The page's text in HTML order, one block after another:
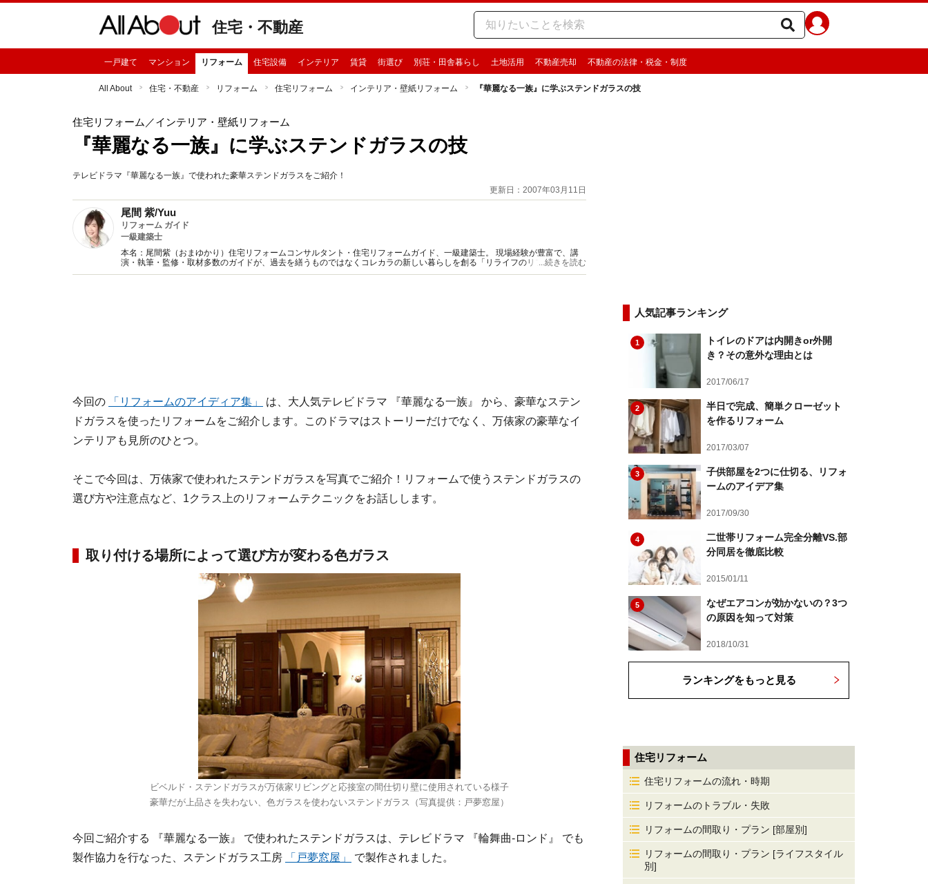
住宅・不動産
一戸建て マンション リフォーム 住宅設備 インテリア 賃貸 街選び 別荘・田舎暮らし 土地活用 不動産売却 不動産の法律・税金・制度
All About 住宅・不動産 リフォーム 住宅リフォーム インテリア・壁紙リフォーム 『華麗なる一族』に学ぶステンドガラスの技
住宅リフォーム ／インテリア・壁紙リフォーム
『華麗なる一族』に学ぶステンドガラスの技
テレビドラマ『華麗なる一族』で使われた豪華ステンドガラスをご紹介！
更新日：2007年03月11日
尾間 紫/Yuu
リフォーム ガイド
一級建築士
本名：尾間紫（おまゆかり）住宅リフォームコンサルタント・住宅リフォームガイド、一級建築士。 現場経験が豊富で、講
演・執筆・監修・取材多数のガイドが、過去を繕うものではなくコレカラの新しい暮らしを創る「リライフのリフォーム」を
提唱。本当に満足するリフォームのノウハウをお伝えしています。
...続きを読む
今回の 「リフォームのアイディア集」
は、大人気テレビドラマ 『華麗なる一族』 から、豪華なステン
ドガラスを使ったリフォームをご紹介します。このドラマはストーリーだけでなく、万俵家の豪華なイ
ンテリアも見所のひとつ。
そこで今回は、万俵家で使われたステンドガラスを写真でご紹介！リフォームで使うステンドガラスの
選び方や注意点など、1クラス上のリフォームテクニックをお話しします。
取り付ける場所によって選び方が変わる色ガラス
ビベルド・ステンドガラスが万俵家リビングと応接室の間仕切り壁に使用されている様子
豪華だが上品さを失わない、色ガラスを使わないステンドガラス（写真提供：戸夢窓屋）
今回ご紹介する 『華麗なる一族』 で使われたステンドガラスは、テレビドラマ 『輪舞曲-ロンド』 でも
製作協力を行なった、ステンドガラス工房
「戸夢窓屋」 で製作されました。
人気記事ランキング
1
トイレのドアは内開きor外開
き？その意外な理由とは
2017/06/17
2
半日で完成、簡単クローゼット
を作るリフォーム
2017/03/07
3
子供部屋を2つに仕切る、リフォ
ームのアイデア集
2017/09/30
4
二世帯リフォーム完全分離VS.部
分同居を徹底比較
2015/01/11
5
なぜエアコンが効かないの？3つ
の原因を知って対策
2018/10/31
ランキングをもっと見る
住宅リフォーム
住宅リフォームの流れ・時期
リフォームのトラブル・失敗
リフォームの間取り・プラン [部屋別]
リフォームの間取り・プラン [ライフスタイル
別]